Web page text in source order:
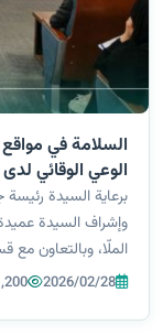
السلامة في
الوعي الوقائي
برعاية السيدة
وإشراف السيدة
الملّا، وبالتعاون
بعنوان “السلامة في
2026/02/28